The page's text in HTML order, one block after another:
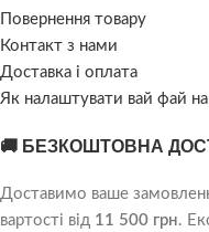
Повернення товару
Контакт з нами
Доставка і оплата
Як налаштувати вай фай
🚚 БЕЗКОШТОВНА
Доставимо ваше
вартості від 11 500 грн.